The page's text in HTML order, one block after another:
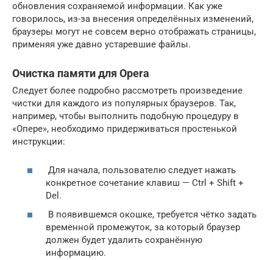
обновления сохраняемой информации. Как уже
говорилось, из-за внесения определённых изменений,
браузеры могут не совсем верно отображать страницы,
применяя уже давно устаревшие файлы.
Очистка памяти для Opera
Следует более подробно рассмотреть произведение
чистки для каждого из популярных браузеров. Так,
например, чтобы выполнить подобную процедуру в
«Опере», необходимо придерживаться простенькой
инструкции:
Для начала, пользователю следует нажать
конкретное сочетание клавиш — Ctrl + Shift +
Del.
В появившемся окошке, требуется чётко задать
временной промежуток, за который браузер
должен будет удалить сохранённую
информацию.